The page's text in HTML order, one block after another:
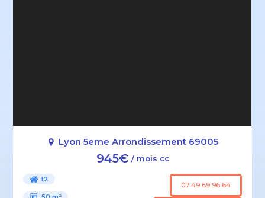
Lyon 5eme Arrondissement 69005
945€ / mois cc
t2
07 49 69 96 64